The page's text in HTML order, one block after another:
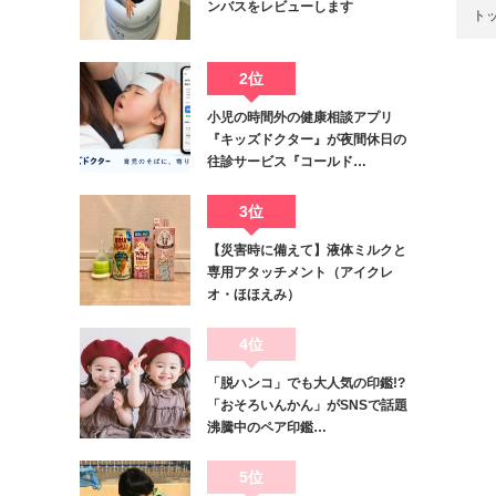
ト
ンバスをレビューします
2位
小児の時間外の健康相談アプリ
『キッズドクター』が夜間休日の
往診サービス『コールド…
3位
【災害時に備えて】液体ミルクと
専用アタッチメント（アイクレ
オ・ほほえみ）
4位
「脱ハンコ」でも大人気の印鑑!?
「おそろいんかん」がSNSで話題
沸騰中のペア印鑑…
5位